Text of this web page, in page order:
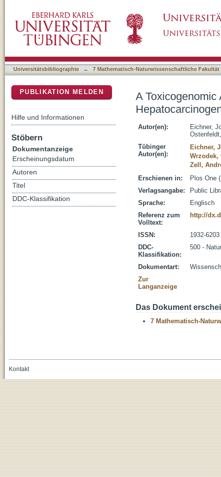
Feature Selection
Universitätsbibliographie → 7 Mathematisch-Naturwissenschaftliche Fakultät
A
Autor(en):
Eichner,
Tübinger
Autor(en):
Eichner,
Wrzodek,
Zell,
Erschienen in:
Plos One
Verlagsangabe:
Public
Sprache:
Englisch
Referenz zum
Volltext:
http://
ISSN:
1932-6203
DDC-
Klassifikation:
500 -
Dokumentart:
Zur
Langanzeige
Das Dokument
7 Mathematisch-
PUBLIKATION MELDEN
Hilfe und Informationen
Stöbern
Dokumentanzeige
Erscheinungsdatum
Autoren
Titel
DDC-Klassifikation
Kontakt